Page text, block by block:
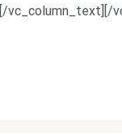
[/vc_column_text][/